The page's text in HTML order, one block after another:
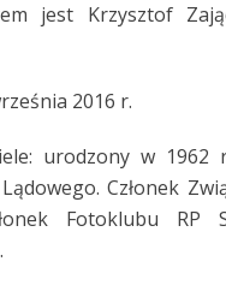
jest Krzysztof
2016 r.
urodzony w 1962
Członek
Fotoklubu RP